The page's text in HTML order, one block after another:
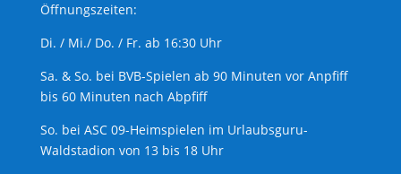
Öffnungszeiten:
Di. / Mi./ Do. / Fr. ab 16:30 Uhr
Sa. & So. bei BVB-Spielen ab 90 Minuten vor Anpfiff
bis 60 Minuten nach Abpfiff
So. bei ASC 09-Heimspielen im Urlaubsguru-
Waldstadion von 13 bis 18 Uhr